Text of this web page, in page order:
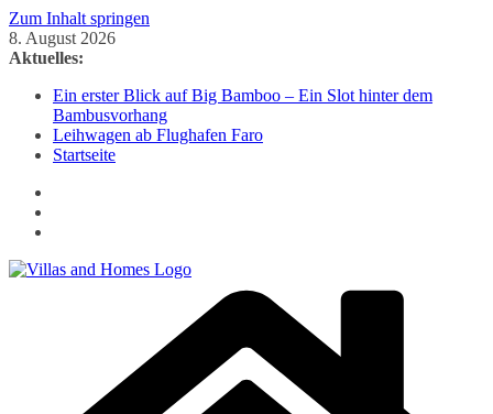
Zum Inhalt springen
8. August 2026
Aktuelles:
Ein erster Blick auf Big Bamboo – Ein Slot hinter dem
Bambusvorhang
Leihwagen ab Flughafen Faro
Startseite